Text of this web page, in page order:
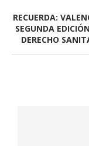
RECUERDA:
SEGUNDA
DERECHO